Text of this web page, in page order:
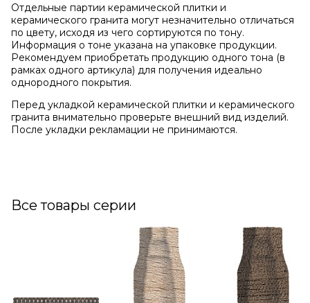
Отдельные партии керамической плитки и
керамического гранита могут незначительно отличаться
по цвету, исходя из чего сортируются по тону.
Информация о тоне указана на упаковке продукции.
Рекомендуем приобретать продукцию одного тона (в
рамках одного артикула) для получения идеально
однородного покрытия.
Перед укладкой керамической плитки и керамического
гранита внимательно проверьте внешний вид изделий.
После укладки рекламации не принимаются.
Все товары серии